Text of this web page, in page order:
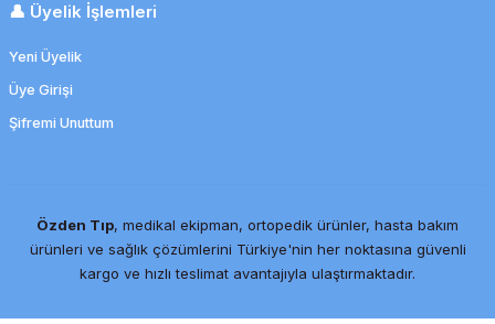
👤 Üyelik İşlemleri
Yeni Üyelik
Üye Girişi
Şifremi Unuttum
Özden Tıp, medikal ekipman, ortopedik ürünler, hasta bakım
ürünleri ve sağlık çözümlerini Türkiye'nin her noktasına güvenli
kargo ve hızlı teslimat avantajıyla ulaştırmaktadır.